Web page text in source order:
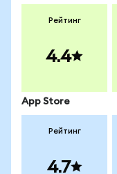
Рейтинг
4.4
App Store
Рейтинг
4.7